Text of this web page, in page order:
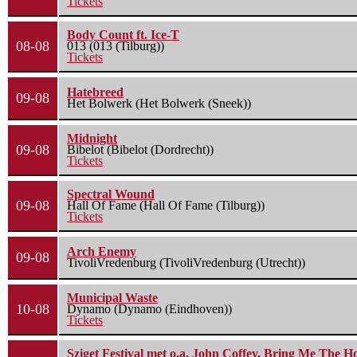
08-08
Body Count ft. Ice-T
013 (013 (Tilburg))
Tickets
09-08
Hatebreed
Het Bolwerk (Het Bolwerk (Sneek))
09-08
Midnight
Bibelot (Bibelot (Dordrecht))
Tickets
09-08
Spectral Wound
Hall Of Fame (Hall Of Fame (Tilburg))
Tickets
09-08
Arch Enemy
TivoliVredenburg (TivoliVredenburg (Utrecht))
10-08
Municipal Waste
Dynamo (Dynamo (Eindhoven))
Tickets
Sziget Festival met o.a. John Coffey, Bring Me The